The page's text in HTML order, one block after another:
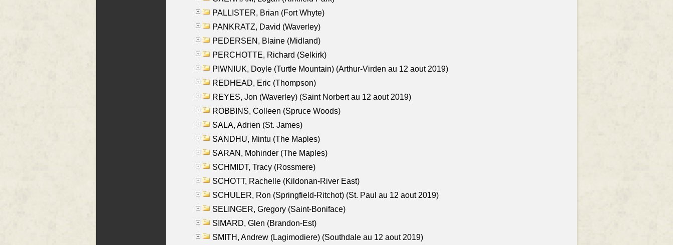
PALLISTER, Brian (Fort Whyte)
PANKRATZ, David (Waverley)
PEDERSEN, Blaine (Midland)
PERCHOTTE, Richard (Selkirk)
PIWNIUK, Doyle (Turtle Mountain) (Arthur-Virden au 12 aout 2019)
REDHEAD, Eric (Thompson)
REYES, Jon (Waverley) (Saint Norbert au 12 aout 2019)
ROBBINS, Colleen (Spruce Woods)
SALA, Adrien (St. James)
SANDHU, Mintu (The Maples)
SARAN, Mohinder (The Maples)
SCHMIDT, Tracy (Rossmere)
SCHOTT, Rachelle (Kildonan-River East)
SCHULER, Ron (Springfield-Ritchot) (St. Paul au 12 aout 2019)
SELINGER, Gregory (Saint-Boniface)
SIMARD, Glen (Brandon-Est)
SMITH, Andrew (Lagimodiere) (Southdale au 12 aout 2019)